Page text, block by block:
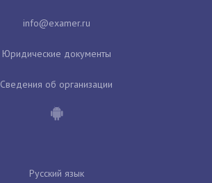
Юридические документы
Сведения об организации
Русский язык